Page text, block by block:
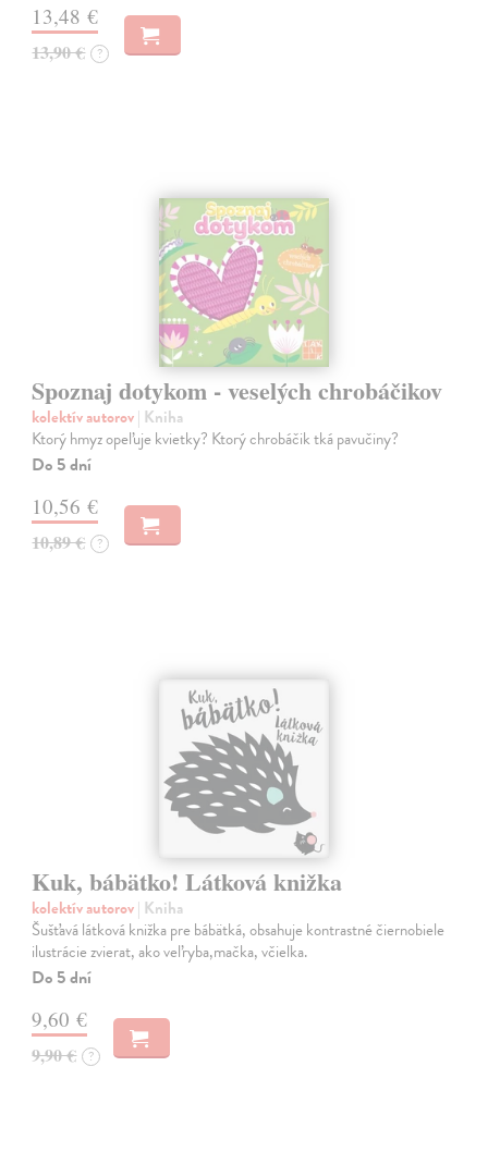
13,48 €
13,90 € ?
Spoznaj dotykom - veselých chrobáčikov
kolektív autorov| Kniha
Ktorý hmyz opeľuje kvietky? Ktorý chrobáčik tká pavučiny?
Do 5 dní
10,56 €
10,89 € ?
Kuk, bábätko! Látková knižka
kolektív autorov| Kniha
Šušťavá látková knižka pre bábätká, obsahuje kontrastné čiernobiele
ilustrácie zvierat, ako veľryba,mačka, včielka.
Do 5 dní
9,60 €
9,90 € ?